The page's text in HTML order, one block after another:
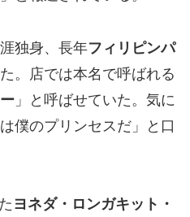
独身、長年フィリピンパ
。店では本名で呼ばれる
」と呼ばせていた。気に
僕のプリンセスだ」と口
ヨネダ・ロンガキット・